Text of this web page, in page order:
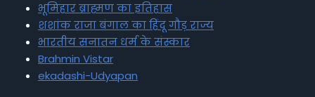
भूमिहार ब्राह्मण का इतिहास
शशांक राजा बंगाल का हिंदू गौड़ राज्य
भारतीय सनातन धर्म के संस्कार
Brahmin Vistar
ekadashi-Udyapan